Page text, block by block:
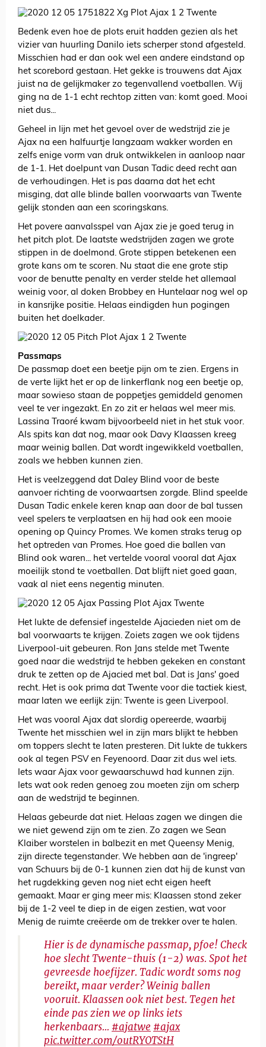
Bedenk even hoe de plots eruit hadden gezien als het
vizier van huurling Danilo iets scherper stond afgesteld.
Misschien had er dan ook wel een andere eindstand op
het scorebord gestaan. Het gekke is trouwens dat Ajax
juist na de gelijkmaker zo tegenvallend voetballen. Wij
ging na de 1-1 echt rechtop zitten van: komt goed. Mooi
niet dus...
Geheel in lijn met het gevoel over de wedstrijd zie je
Ajax na een halfuurtje langzaam wakker worden en
zelfs enige vorm van druk ontwikkelen in aanloop naar
de 1-1. Het doelpunt van Dusan Tadic deed recht aan
de verhoudingen. Het is pas daarna dat het echt
misging, dat alle blinde ballen voorwaarts van Twente
gelijk stonden aan een scoringskans.
Het povere aanvalsspel van Ajax zie je goed terug in
het pitch plot. De laatste wedstrijden zagen we grote
stippen in de doelmond. Grote stippen betekenen een
grote kans om te scoren. Nu staat die ene grote stip
voor de benutte penalty en verder stelde het allemaal
weinig voor, al doken Brobbey en Huntelaar nog wel op
in kansrijke positie. Helaas eindigden hun pogingen
buiten het doelkader.
Passmaps
De passmap doet een beetje pijn om te zien. Ergens in
de verte lijkt het er op de linkerflank nog een beetje op,
maar sowieso staan de poppetjes gemiddeld genomen
veel te ver ingezakt. En zo zit er helaas wel meer mis.
Lassina Traoré kwam bijvoorbeeld niet in het stuk voor.
Als spits kan dat nog, maar ook Davy Klaassen kreeg
maar weinig ballen. Dat wordt ingewikkeld voetballen,
zoals we hebben kunnen zien.
Het is veelzeggend dat Daley Blind voor de beste
aanvoer richting de voorwaartsen zorgde. Blind speelde
Dusan Tadic enkele keren knap aan door de bal tussen
veel spelers te verplaatsen en hij had ook een mooie
opening op Quincy Promes. We komen straks terug op
het optreden van Promes. Hoe goed die ballen van
Blind ook waren... het vertelde vooral vooral dat Ajax
moeilijk stond te voetballen. Dat blijft niet goed gaan,
vaak al niet eens negentig minuten.
Het lukte de defensief ingestelde Ajacieden niet om de
bal voorwaarts te krijgen. Zoiets zagen we ook tijdens
Liverpool-uit gebeuren. Ron Jans stelde met Twente
goed naar die wedstrijd te hebben gekeken en constant
druk te zetten op de Ajacied met bal. Dat is Jans' goed
recht. Het is ook prima dat Twente voor die tactiek kiest,
maar laten we eerlijk zijn: Twente is geen Liverpool.
Het was vooral Ajax dat slordig opereerde, waarbij
Twente het misschien wel in zijn mars blijkt te hebben
om toppers slecht te laten presteren. Dit lukte de tukkers
ook al tegen PSV en Feyenoord. Daar zit dus wel iets.
Iets waar Ajax voor gewaarschuwd had kunnen zijn.
Iets wat ook reden genoeg zou moeten zijn om scherp
aan de wedstrijd te beginnen.
Helaas gebeurde dat niet. Helaas zagen we dingen die
we niet gewend zijn om te zien. Zo zagen we Sean
Klaiber worstelen in balbezit en met Queensy Menig,
zijn directe tegenstander. We hebben aan de 'ingreep'
van Schuurs bij de 0-1 kunnen zien dat hij de kunst van
het rugdekking geven nog niet echt eigen heeft
gemaakt. Maar er ging meer mis: Klaassen stond zeker
bij de 1-2 veel te diep in de eigen zestien, wat voor
Menig de ruimte creëerde om de trekker over te halen.
Hier is de dynamische passmap, pfoe! Check
hoe slecht Twente-thuis (1-2) was. Spot het
gevreesde hoefijzer. Tadic wordt soms nog
bereikt, maar verder? Weinig ballen
vooruit. Klaassen ook niet best. Tegen het
einde pas zien we op links iets
herkenbaars... #ajatwe #ajax
pic.twitter.com/outRYOTStH